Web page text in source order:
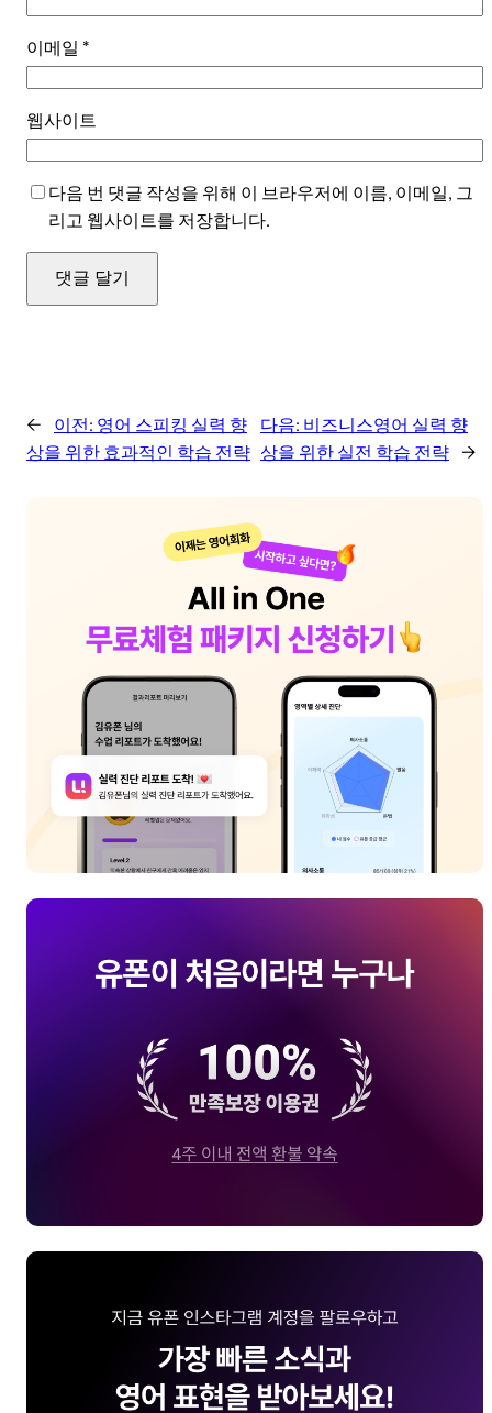
이메일 *
웹사이트
다음 번 댓글 작성을 위해 이 브라우저에 이름, 이메일, 그
리고 웹사이트를 저장합니다.
← 이전: 영어 스피킹 실력 향
상을 위한 효과적인 학습 전략
다음: 비즈니스영어 실력 향
상을 위한 실전 학습 전략 →